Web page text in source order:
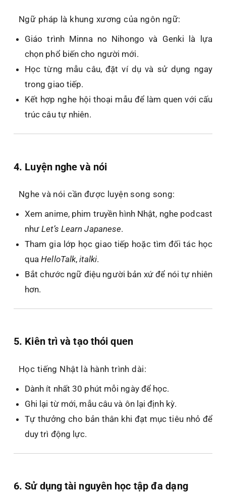
Ngữ pháp là khung xương của ngôn ngữ:
Giáo trình Minna no Nihongo và Genki là lựa
chọn phổ biến cho người mới.
Học từng mẫu câu, đặt ví dụ và sử dụng ngay
trong giao tiếp.
Kết hợp nghe hội thoại mẫu để làm quen với cấu
trúc câu tự nhiên.
4. Luyện nghe và nói
Nghe và nói cần được luyện song song:
Xem anime, phim truyền hình Nhật, nghe podcast
nhưLet’s Learn Japanese.
Tham gia lớp học giao tiếp hoặc tìm đối tác học
quaHelloTalk,italki.
Bắt chước ngữ điệu người bản xứ để nói tự nhiên
hơn.
5. Kiên trì và tạo thói quen
Học tiếng Nhật là hành trình dài:
Dành ít nhất 30 phút mỗi ngày để học.
Ghi lại từ mới, mẫu câu và ôn lại định kỳ.
Tự thưởng cho bản thân khi đạt mục tiêu nhỏ để
duy trì động lực.
6. Sử dụng tài nguyên học tập đa dạng